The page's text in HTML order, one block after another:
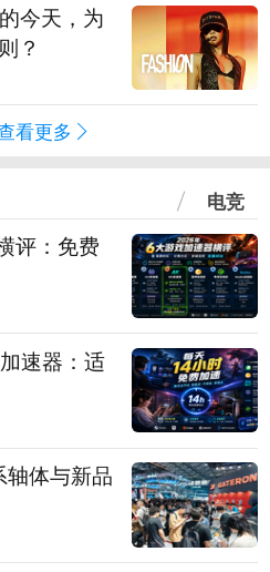
今天，为
？
看更多
电竞
评：免费
速器：适
体与新品